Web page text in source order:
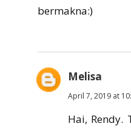
bermakna:)
Melisa
April 7, 2019 at
Hai, Rendy.